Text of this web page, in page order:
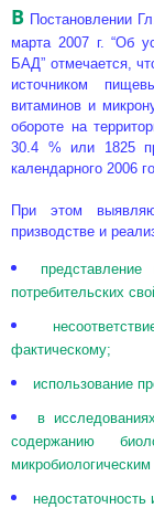
В Постановлении
марта 2007 г. “Об
БАД” отмечается,
источником
витаминов и
обороте на
30.4 % или 1825
календарного 2006
При этом
призводстве и
потребительских
фактическому;
использование
в
содержанию